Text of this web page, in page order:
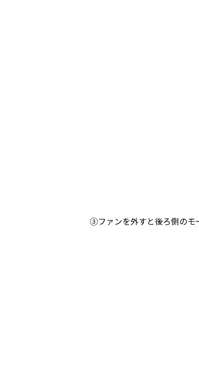
③ファンを外すと後ろ側のモ